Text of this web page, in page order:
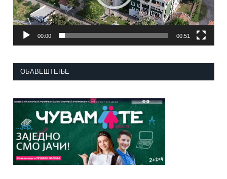
00:00 00:51
ОБАВЕШТЕЊЕ